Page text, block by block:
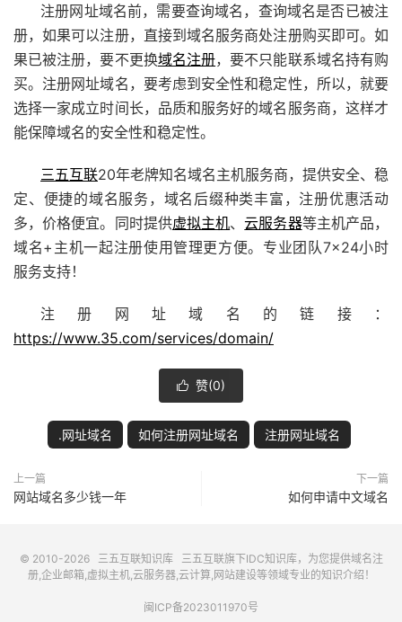
注册网址域名前，需要查询域名，查询域名是否已被注
册，如果可以注册，直接到域名服务商处注册购买即可。如
果已被注册，要不更换域名注册，要不只能联系域名持有购
买。注册网址域名，要考虑到安全性和稳定性，所以，就要
选择一家成立时间长，品质和服务好的域名服务商，这样才
能保障域名的安全性和稳定性。
三五互联20年老牌知名域名主机服务商，提供安全、稳
定、便捷的域名服务，域名后缀种类丰富，注册优惠活动
多，价格便宜。同时提供虚拟主机、云服务器等主机产品，
域名+主机一起注册使用管理更方便。专业团队7×24小时
服务支持！
注册网址域名的链接：
https://www.35.com/services/domain/
 赞(0)
.网址域名 如何注册网址域名 注册网址域名
上一篇
网站域名多少钱一年
下一篇
如何申请中文域名
© 2010-2026 三五互联知识库 三五互联旗下IDC知识库，为您提供域名注
册,企业邮箱,虚拟主机,云服务器,云计算,网站建设等领域专业的知识介绍！
闽ICP备2023011970号